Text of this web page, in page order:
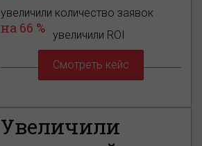
увеличили количество заявок
на 66 % увеличили ROI
Смотреть кейс
Увеличили